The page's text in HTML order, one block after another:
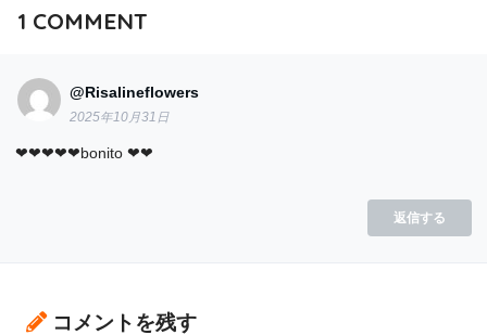
1 COMMENT
@Risalineflowers
2025年10月31日
❤❤❤❤❤bonito ❤❤
返信する
コメントを残す